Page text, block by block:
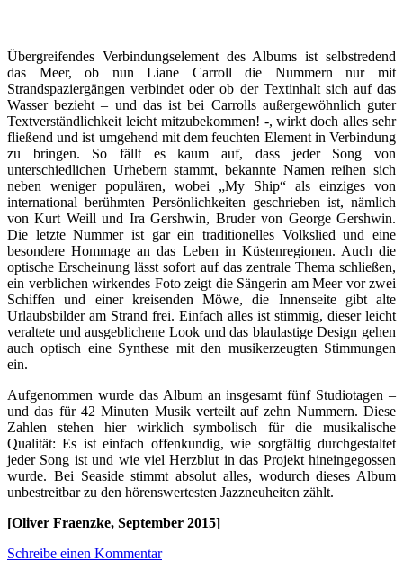
Übergreifendes Verbindungselement des Albums ist selbstredend
das Meer, ob nun Liane Carroll die Nummern nur mit
Strandspaziergängen verbindet oder ob der Textinhalt sich auf das
Wasser bezieht – und das ist bei Carrolls außergewöhnlich guter
Textverständlichkeit leicht mitzubekommen! -, wirkt doch alles sehr
fließend und ist umgehend mit dem feuchten Element in Verbindung
zu bringen. So fällt es kaum auf, dass jeder Song von
unterschiedlichen Urhebern stammt, bekannte Namen reihen sich
neben weniger populären, wobei „My Ship“ als einziges von
international berühmten Persönlichkeiten geschrieben ist, nämlich
von Kurt Weill und Ira Gershwin, Bruder von George Gershwin.
Die letzte Nummer ist gar ein traditionelles Volkslied und eine
besondere Hommage an das Leben in Küstenregionen. Auch die
optische Erscheinung lässt sofort auf das zentrale Thema schließen,
ein verblichen wirkendes Foto zeigt die Sängerin am Meer vor zwei
Schiffen und einer kreisenden Möwe, die Innenseite gibt alte
Urlaubsbilder am Strand frei. Einfach alles ist stimmig, dieser leicht
veraltete und ausgeblichene Look und das blaulastige Design gehen
auch optisch eine Synthese mit den musikerzeugten Stimmungen
ein.
Aufgenommen wurde das Album an insgesamt fünf Studiotagen –
und das für 42 Minuten Musik verteilt auf zehn Nummern. Diese
Zahlen stehen hier wirklich symbolisch für die musikalische
Qualität: Es ist einfach offenkundig, wie sorgfältig durchgestaltet
jeder Song ist und wie viel Herzblut in das Projekt hineingegossen
wurde. Bei Seaside stimmt absolut alles, wodurch dieses Album
unbestreitbar zu den hörenswertesten Jazzneuheiten zählt.
[Oliver Fraenzke, September 2015]
Schreibe einen Kommentar